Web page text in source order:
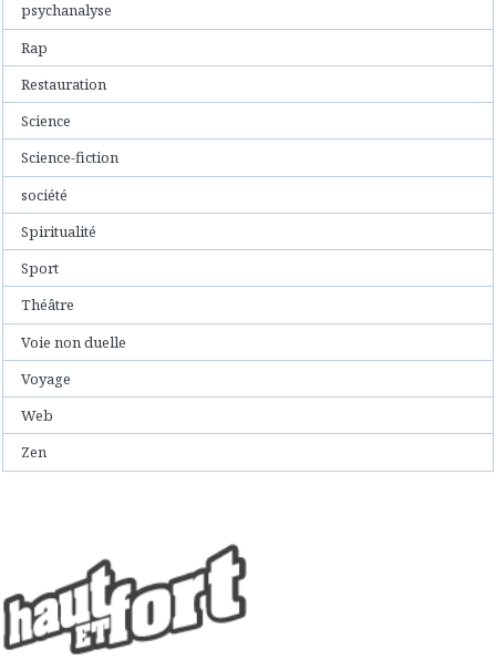
psychanalyse
Rap
Restauration
Science
Science-fiction
société
Spiritualité
Sport
Théâtre
Voie non duelle
Voyage
Web
Zen